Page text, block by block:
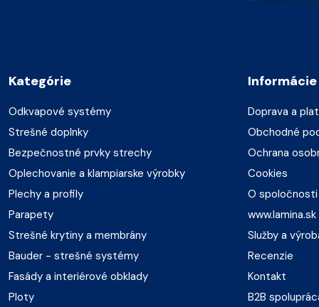
Kategórie
Odkvapové systémy
Strešné doplnky
Bezpečnostné prvky strechy
Oplechovanie a klampiarske výrobky
Plechy a profily
Parapety
Strešné krytiny a membrány
Bauder - strešné systémy
Fasády a interiérové obklady
Ploty
Informácie
Doprava a
Obchodné
Ochrana
Cookies
O spoločnosti
www.lamina.sk
Služby a
Recenzie
Kontakt
B2B